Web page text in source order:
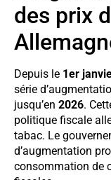
des prix
Depuis le 1er
série
jusqu’en 2026.
politique fiscale
tabac. Le
d’augmentation
consommation de